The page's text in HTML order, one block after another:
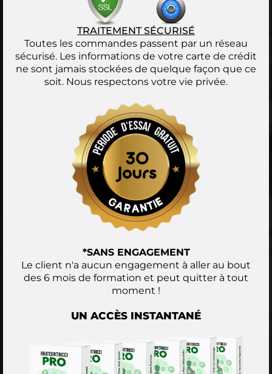
TRAITEMENT SÉCURISÉ
Toutes les commandes passent par un réseau
sécurisé. Les informations de votre carte de crédit
ne sont jamais stockées de quelque façon que ce
soit. Nous respectons votre vie privée.
*SANS ENGAGEMENT
Le client n'a aucun engagement à aller au bout
des 6 mois de formation et peut quitter à tout
moment !
UN ACCÈS INSTANTANÉ